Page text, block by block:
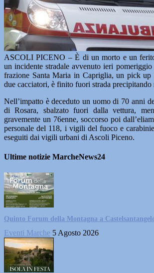
ASCOLI PICENO – È di un morto e un
un incidente stradale avvenuto ieri
frazione Santa Maria in Capriglia, un pick up
due cacciatori, è finito fuori strada precipitando
Nell’impatto è deceduto un uomo di 70 anni
di Rosara, sbalzato fuori dalla vettura,
gravemente un 76enne, soccorso poi
personale del 118, i vigili del fuoco e
eseguiti dai vigili urbani di Ascoli Piceno.
Ultime notizie MarcheNews24
Quinto Forum della Montagna a
Eventi Marche 5 Agosto 2026